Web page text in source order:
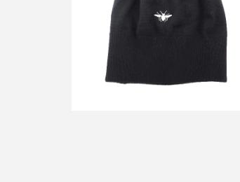
買取金額14,400円